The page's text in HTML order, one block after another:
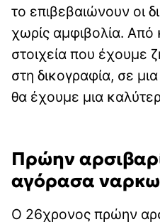
το επιβεβαιώνουν οι
χωρίς αμφιβολία. Από
στοιχεία που έχουμε
στη δικογραφία, σε
θα έχουμε μια
Πρώην
αγόρασα
Ο 26χρονος πρώην